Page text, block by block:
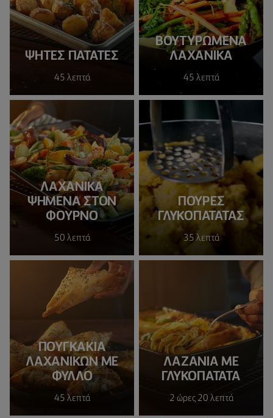
ΨΗΤΈΣ ΠΑΤΆΤΕΣ
45 λεπτά
ΒΟΥΤΥΡΩΜΕΝΑ
ΛΑΧΑΝΙΚΑ
45 λεπτά
ΛΑΧΑΝΙΚΆ
ΨΗΜΈΝΑ ΣΤΟΝ
ΦΟΎΡΝΟ
50 λεπτά
ΠΟΥΡΕΣ
ΓΛΥΚΟΠΑΤΑΤΑΣ
35 λεπτά
ΠΟΥΓΚΑΚΙΑ
ΛΑΧΑΝΙΚΩΝ ΜΕ
ΦΥΛΛΟ
45 λεπτά
ΛΑΖΑΝΙΑ ΜΕ
ΓΛΥΚΟΠΑΤΑΤΑ
2 ώρες 20 λεπτά